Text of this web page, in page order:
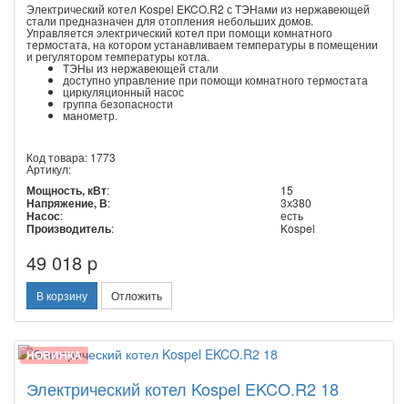
Электрический котел Kospel EKCO.R2 с ТЭНами из нержавеющей
стали предназначен для отопления небольших домов.
Управляется электрический котел при помощи комнатного
термостата, на котором устанавливаем температуры в помещении
и регулятором температуры котла.
ТЭНы из нержавеющей стали
доступно управление при помощи комнатного термостата
циркуляционный насос
группа безопасности
манометр.
Код товара: 1773
Артикул:
Мощность, кВт: 15
Напряжение, В: 3х380
Насос: есть
Производитель: Kospel
49 018 p
В корзину Отложить
НОВИНКА
Электрический котел Kospel EKCO.R2 18